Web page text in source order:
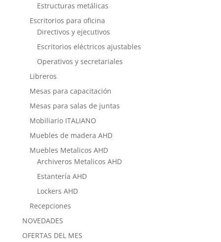
Estructuras metálicas
Escritorios para oficina
Directivos y ejecutivos
Escritorios eléctricos ajustables
Operativos y secretariales
Libreros
Mesas para capacitación
Mesas para salas de juntas
Mobiliario ITALIANO
Muebles de madera AHD
Muebles Metalicos AHD
Archiveros Metalicos AHD
Estantería AHD
Lockers AHD
Recepciones
NOVEDADES
OFERTAS DEL MES